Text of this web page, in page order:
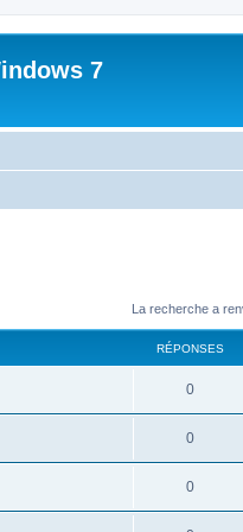
7
La recherche a
RÉPONSES
0R
é
o
n
0R
é
0R
é